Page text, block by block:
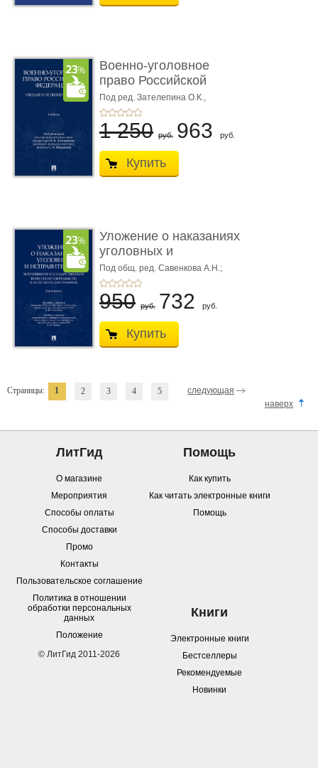
Военно-уголовное
право Российской
Федерации. � ...
Под ред. Зателепина О.К.,
Шарапова С.Н.
1 250 руб. 963 руб.
Купить
Уложение о наказаниях
уголовных и
исправитель ...
Под общ. ред. Савенкова А.Н.;
науч. ред. и рук. авт. кол. Чучаев
А.И.
950 руб. 732 руб.
Купить
Страницы: 1 2 3 4 5
следующая
наверх
ЛитГид
О магазине
Мероприятия
Способы оплаты
Способы доставки
Промо
Контакты
Пользовательское соглашение
Политика в отношении
обработки персональных
данных
Положение
© ЛитГид 2011-2026
Помощь
Как купить
Как читать электронные книги
Помощь
Книги
Электронные книги
Бестселлеры
Рекомендуемые
Новинки